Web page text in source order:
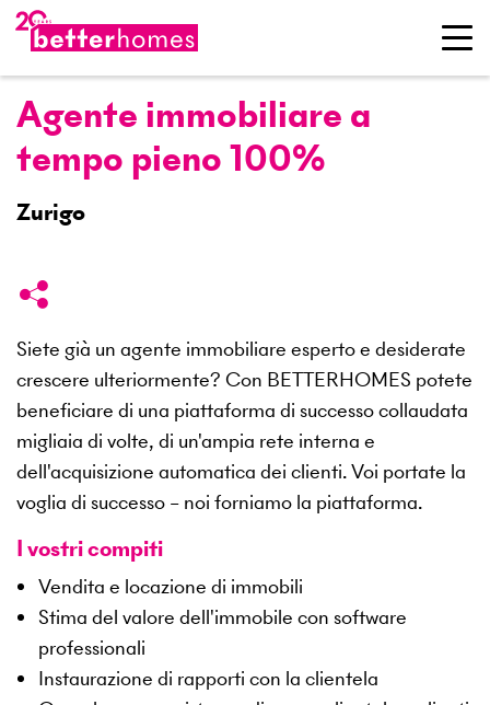
Agente immobiliare a
tempo pieno 100%
Zurigo
Siete già un agente immobiliare esperto e desiderate
crescere ulteriormente? Con BETTERHOMES potete
beneficiare di una piattaforma di successo collaudata
migliaia di volte, di un'ampia rete interna e
dell'acquisizione automatica dei clienti. Voi portate la
voglia di successo – noi forniamo la piattaforma.
I vostri compiti
Vendita e locazione di immobili
Stima del valore dell'immobile con software
professionali
Instaurazione di rapporti con la clientela